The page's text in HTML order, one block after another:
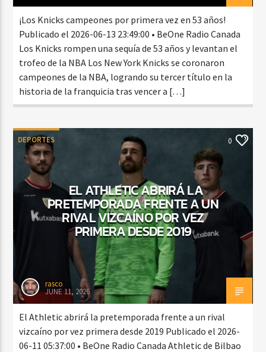
¡Los Knicks campeones por primera vez en 53 años!
Publicado el 2026-06-13 23:49:00 • BeOne Radio Canada
Los Knicks rompen una sequía de 53 años y levantan el
trofeo de la NBA Los New York Knicks se coronaron
campeones de la NBA, logrando su tercer título en la
historia de la franquicia tras vencer a […]
DEPORTES 0
EL ATHLETIC ABRIRÁ LA
PRETEMPORADA FRENTE A UN
RIVAL VIZCAÍNO POR VEZ
PRIMERA DESDE 2019
rasco
JUNE 11, 2026
El Athletic abrirá la pretemporada frente a un rival
vizcaíno por vez primera desde 2019 Publicado el 2026-
06-11 05:37:00 • BeOne Radio Canada Athletic de Bilbao